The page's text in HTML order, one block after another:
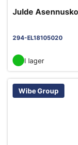
Julde
294-EL18105020
I lager
Wibe Group